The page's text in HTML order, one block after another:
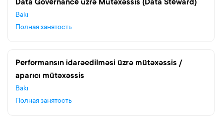
Data Governance üzrə Mütəxəssis (Data Steward)
Bakı
Полная занятость
Performansın idarəedilməsi üzrə mütəxəssis /
aparıcı mütəxəssis
Bakı
Полная занятость